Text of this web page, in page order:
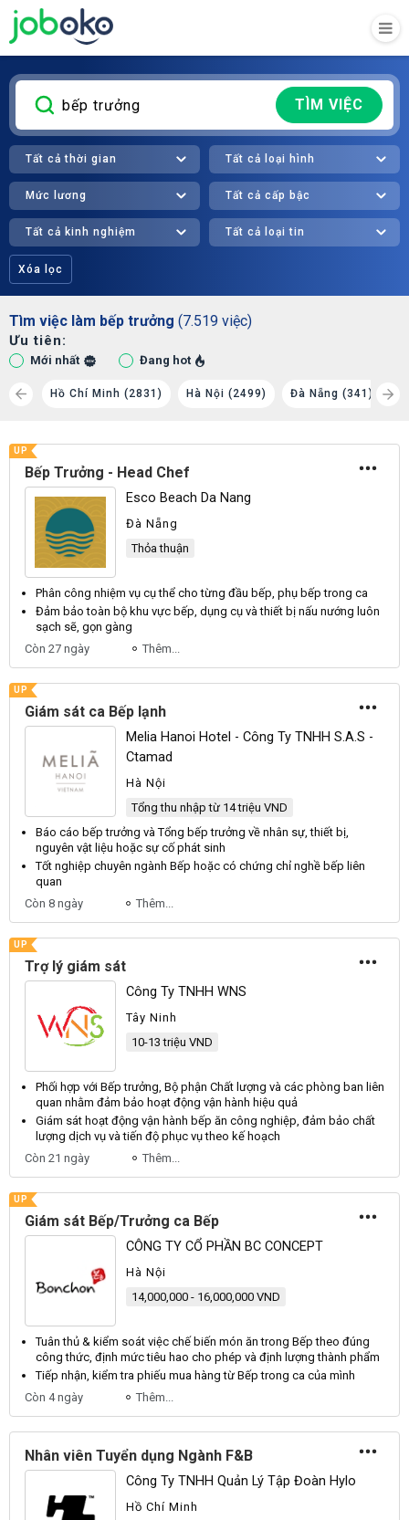
TÌM VIỆC
Tất cả thời gian Tất cả loại hình
Mức lương Tất cả cấp bậc
Tất cả kinh nghiệm Tất cả loại tin
Xóa lọc
Tìm việc làm bếp trưởng (7.519 việc)
Ưu tiên:
Mới nhất Đang hot
Hồ Chí Minh (2831) Hà Nội (2499) Đà Nẵng (341)
UP
Bếp Trưởng - Head Chef
Esco Beach Da Nang
Đà Nẵng
Thỏa thuận
Phân công nhiệm vụ cụ thể cho từng đầu bếp, phụ bếp trong ca
Đảm bảo toàn bộ khu vực bếp, dụng cụ và thiết bị nấu nướng luôn
sạch sẽ, gọn gàng
Còn 27 ngày
Thêm...
UP
Giám sát ca Bếp lạnh
Melia Hanoi Hotel - Công Ty TNHH S.a.s -
Ctamad
Hà Nội
Tổng thu nhập từ 14 triệu VND
Báo cáo bếp trưởng và Tổng bếp trưởng về nhân sự, thiết bị,
nguyên vật liệu hoặc sự cố phát sinh
Tốt nghiệp chuyên ngành Bếp hoặc có chứng chỉ nghề bếp liên
quan
Còn 8 ngày
Thêm...
UP
Trợ lý giám sát
Công Ty TNHH WNS
Tây Ninh
10-13 triệu VND
Phối hợp với Bếp trưởng, Bộ phận Chất lượng và các phòng ban liên
quan nhằm đảm bảo hoạt động vận hành hiệu quả
Giám sát hoạt động vận hành bếp ăn công nghiệp, đảm bảo chất
lượng dịch vụ và tiến độ phục vụ theo kế hoạch
Còn 21 ngày
Thêm...
UP
Giám sát Bếp/Trưởng ca Bếp
CÔNG TY CỔ PHẦN BC CONCEPT
Hà Nội
14,000,000 - 16,000,000 VND
Tuân thủ & kiểm soát việc chế biến món ăn trong Bếp theo đúng
công thức, định mức tiêu hao cho phép và định lượng thành phẩm
Tiếp nhận, kiểm tra phiếu mua hàng từ Bếp trong ca của mình
Còn 4 ngày
Thêm...
Nhân viên Tuyển dụng Ngành F&B
Công Ty TNHH Quản Lý Tập Đoàn Hylo
Hồ Chí Minh